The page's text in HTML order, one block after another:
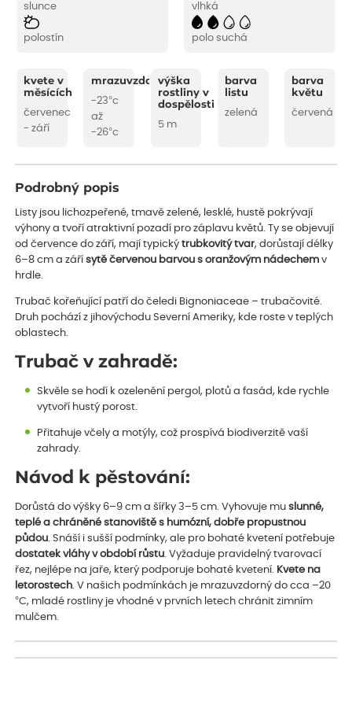
slunce
polostín
vlhká
polo suchá
kvete v
měsících
červenec
- září
mrazuvzdornost
-23°c
až
-26°c
výška
rostliny v
dospělosti
5 m
barva
listu
zelená
barva
květu
červená
Podrobný popis
Listy jsou lichozpeřené, tmavě zelené, lesklé, hustě pokrývají
výhony a tvoří atraktivní pozadí pro záplavu květů. Ty se objevují
od července do září, mají typickýtrubkovitý tvar, dorůstají délky
6–8 cm a zářísytě červenou barvou s oranžovým nádechem v
hrdle.
Trubač kořeňující patří do čeledi Bignoniaceae – trubačovité.
Druh pochází z jihovýchodu Severní Ameriky, kde roste v teplých
oblastech.
Trubač v zahradě:
Skvěle se hodí k ozelenění pergol, plotů a fasád, kde rychle
vytvoří hustý porost.
Přitahuje včely a motýly, což prospívá biodiverzitě vaší
zahrady.
Návod k pěstování:
Dorůstá do výšky 6–9 cm a šířky 3–5 cm. Vyhovuje muslunné,
teplé a chráněné stanoviště s humózní, dobře propustnou
půdou. Snáší i sušší podmínky, ale pro bohaté kvetení potřebuje
dostatek vláhy v období růstu. Vyžaduje pravidelný tvarovací
řez, nejlépe na jaře, který podporuje bohaté kvetení. Kvete na
letorostech. V našich podmínkách je mrazuvzdorný do cca –20
°C, mladé rostliny je vhodné v prvních letech chránit zimním
mulčem.